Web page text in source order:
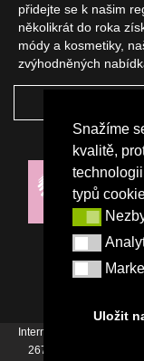
Snažíme
kvalitě,
typů
Nezbytné
Analytické
Uložit
přidejte se k našim
několikrát do roka
módy a kosmetiky,
zvýhodněných
Internetový magazín
26744007, Bořivojova